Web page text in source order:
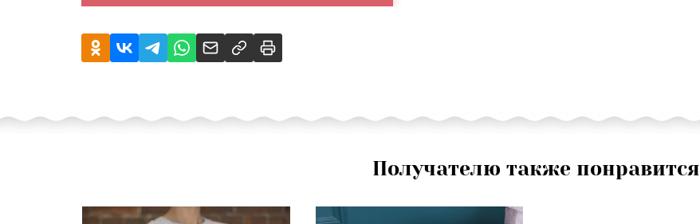
Получателю также понравится